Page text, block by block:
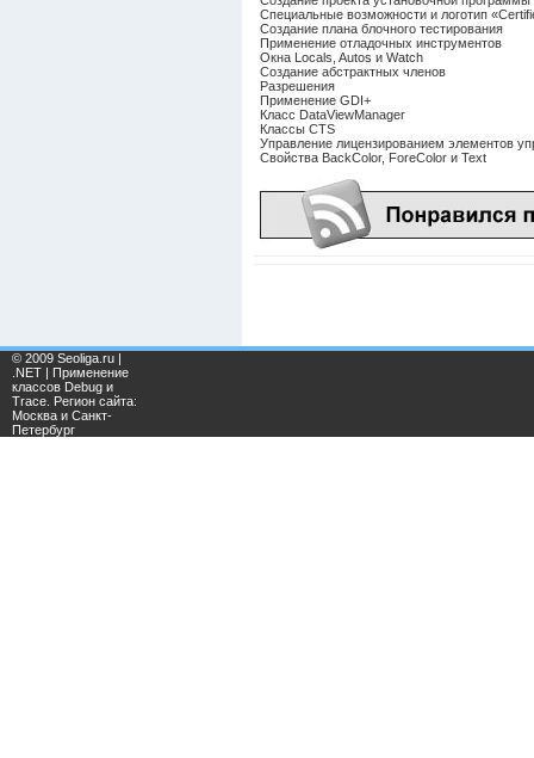
Специальные возможности и логотип
Создание плана блочного тестирования
Применение отладочных инструментов
Окна Locals, Autos и Watch
Создание абстрактных членов
Разрешения
Применение GDI+
Класс DataViewManager
Классы CTS
Управление лицензированием элементов
Свойства BackColor, ForeColor и Text
© 2009 Seoliga.ru |
.NET | Применение
классов Debug и
Trace. Регион сайта:
Москва и Санкт-
Петербург